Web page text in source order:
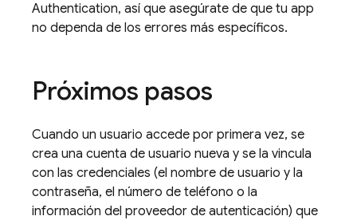
Authentication, así que asegúrate de que tu app
no dependa de los errores más específicos.
Próximos pasos
Cuando un usuario accede por primera vez, se
crea una cuenta de usuario nueva y se la vincula
con las credenciales (el nombre de usuario y la
contraseña, el número de teléfono o la
información del proveedor de autenticación) que